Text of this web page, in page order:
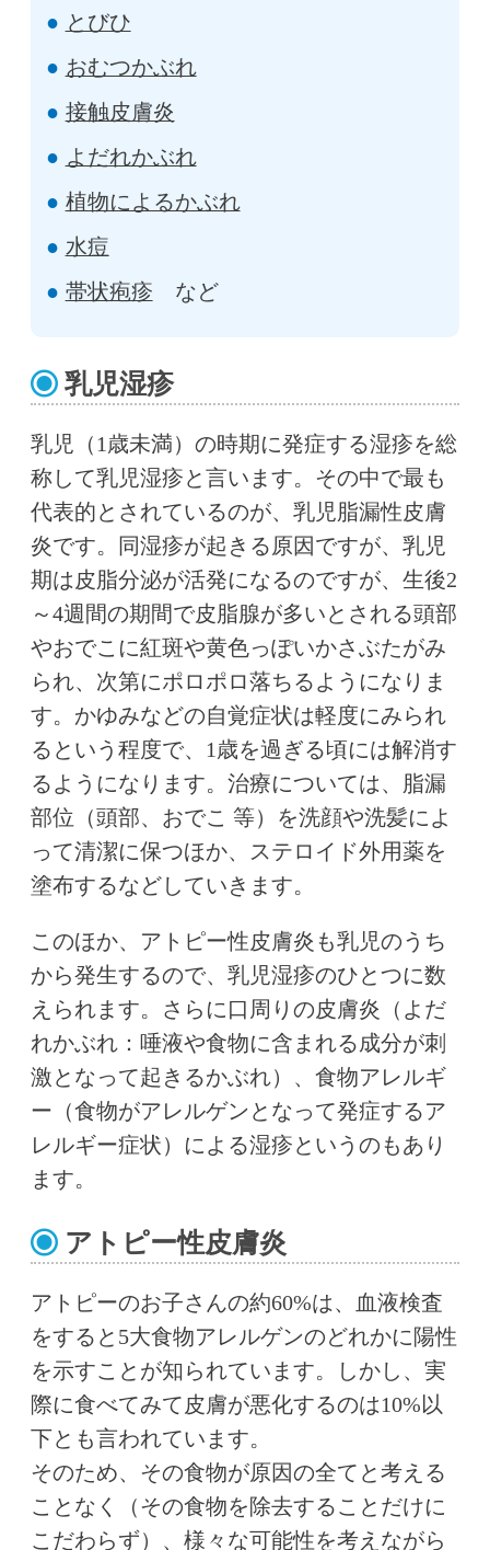
とびひ
おむつかぶれ
接触皮膚炎
よだれかぶれ
植物によるかぶれ
水痘
帯状疱疹 など
乳児湿疹
乳児（1歳未満）の時期に発症する湿疹を総
称して乳児湿疹と言います。その中で最も
代表的とされているのが、乳児脂漏性皮膚
炎です。同湿疹が起きる原因ですが、乳児
期は皮脂分泌が活発になるのですが、生後2
～4週間の期間で皮脂腺が多いとされる頭部
やおでこに紅斑や黄色っぽいかさぶたがみ
られ、次第にポロポロ落ちるようになりま
す。かゆみなどの自覚症状は軽度にみられ
るという程度で、1歳を過ぎる頃には解消す
るようになります。治療については、脂漏
部位（頭部、おでこ 等）を洗顔や洗髪によ
って清潔に保つほか、ステロイド外用薬を
塗布するなどしていきます。
このほか、アトピー性皮膚炎も乳児のうち
から発生するので、乳児湿疹のひとつに数
えられます。さらに口周りの皮膚炎（よだ
れかぶれ：唾液や食物に含まれる成分が刺
激となって起きるかぶれ）、食物アレルギ
ー（食物がアレルゲンとなって発症するア
レルギー症状）による湿疹というのもあり
ます。
アトピー性皮膚炎
アトピーのお子さんの約60%は、血液検査
をすると5大食物アレルゲンのどれかに陽性
を示すことが知られています。しかし、実
際に食べてみて皮膚が悪化するのは10%以
下とも言われています。
そのため、その食物が原因の全てと考える
ことなく（その食物を除去することだけに
こだわらず）、様々な可能性を考えながら